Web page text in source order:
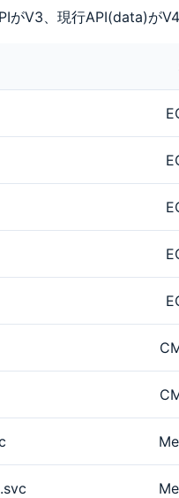
がV3、現行API(data)がV4